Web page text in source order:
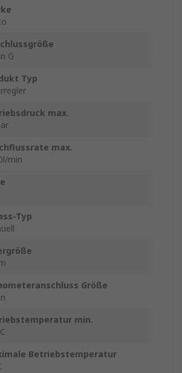
G
Typ
max.
max.
min
Typ
Größe
min.
Betriebstemperatur